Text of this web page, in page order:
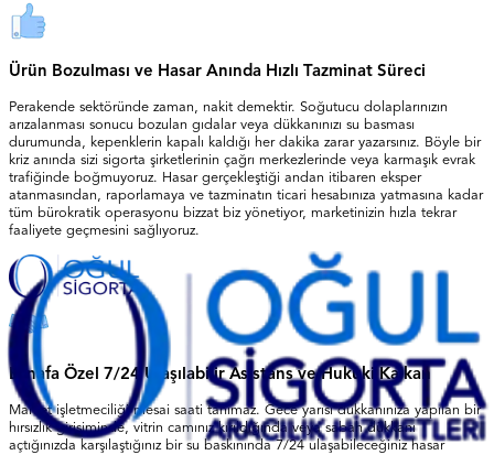
Ürün Bozulması ve Hasar Anında Hızlı Tazminat Süreci
Perakende sektöründe zaman, nakit demektir. Soğutucu dolaplarınızın
arızalanması sonucu bozulan gıdalar veya dükkanınızı su basması
durumunda, kepenklerin kapalı kaldığı her dakika zarar yazarsınız. Böyle bir
kriz anında sizi sigorta şirketlerinin çağrı merkezlerinde veya karmaşık evrak
trafiğinde boğmuyoruz. Hasar gerçekleştiği andan itibaren eksper
atanmasından, raporlamaya ve tazminatın ticari hesabınıza yatmasına kadar
tüm bürokratik operasyonu bizzat biz yönetiyor, marketinizin hızla tekrar
faaliyete geçmesini sağlıyoruz.
Esnafa Özel 7/24 Ulaşılabilir Asistans ve Hukuki Kalkan
Market işletmeciliği mesai saati tanımaz. Gece yarısı dükkanınıza yapılan bir
hırsızlık girişiminde, vitrin camınız kırıldığında veya sabah dükkanı
açtığınızda karşılaştığınız bir su baskınında 7/24 ulaşabileceğiniz hasar